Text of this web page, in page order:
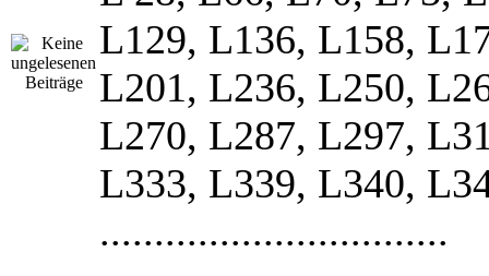
L129, L136, L158,
L201, L236, L250,
L270, L287, L297,
L333, L339, L340,
................................